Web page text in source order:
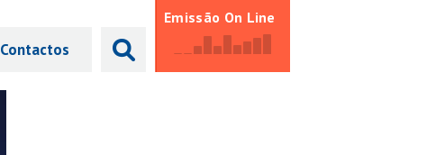
Contactos
Emissão On Line